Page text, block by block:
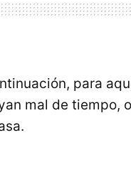
para
mal de tiempo,